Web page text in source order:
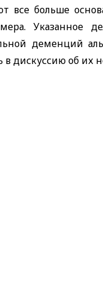
все больше
Указанное
деменций
дискуссию об их